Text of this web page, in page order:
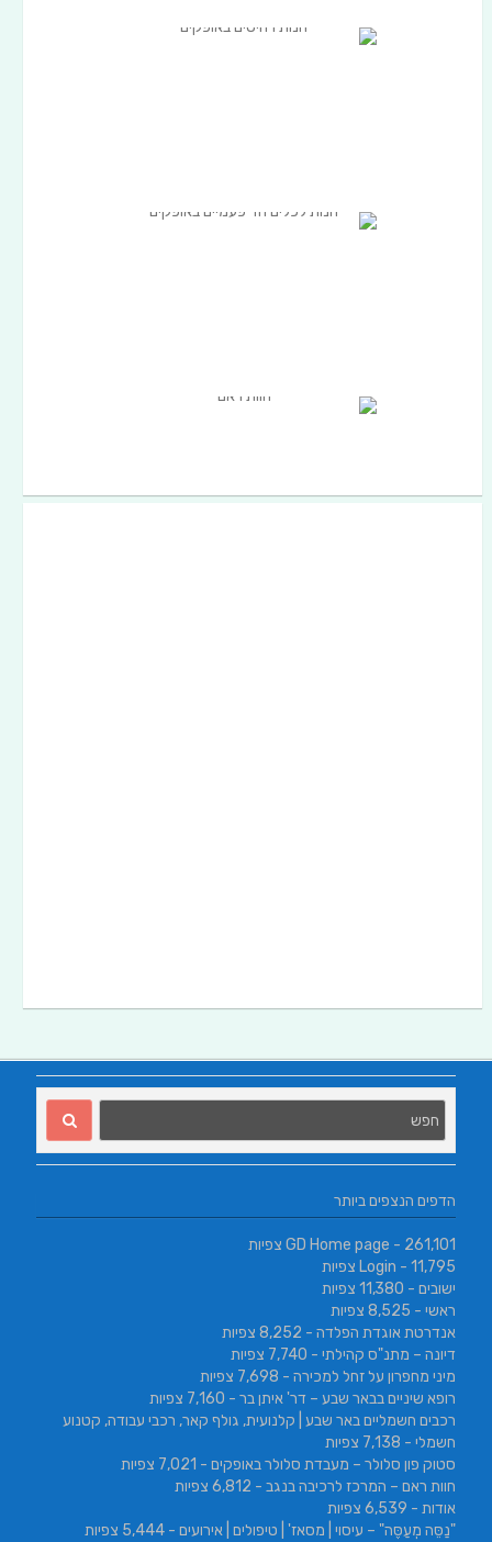
הדפים הנצפים ביותר
GD Home page - 261,101 צפיות
Login - 11,795 צפיות
ישובים - 11,380 צפיות
ראשי - 8,525 צפיות
אנדרטת אוגדת הפלדה - 8,252 צפיות
דיונה – מתנ"ס קהילתי - 7,740 צפיות
מיני מחפרון על זחל למכירה - 7,698 צפיות
רופא שיניים בבאר שבע – דר' איתן בר - 7,160 צפיות
רכבים חשמליים באר שבע | קלנועית, גולף קאר, רכבי עבודה, קטנוע
חשמלי - 7,138 צפיות
סטוק פון סלולר – מעבדת סלולר באופקים - 7,021 צפיות
חוות ראם – המרכז לרכיבה בנגב - 6,812 צפיות
אודות - 6,539 צפיות
"נַסֵּה מְעַסֶּה" – עיסוי | מסאז' | טיפולים | אירועים - 5,444 צפיות